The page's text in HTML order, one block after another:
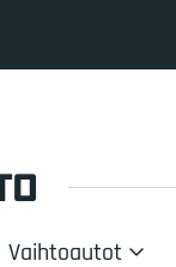
Vaihtoautot